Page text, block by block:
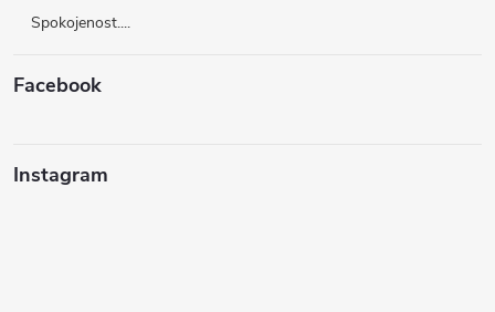
Spokojenost....
Facebook
Instagram